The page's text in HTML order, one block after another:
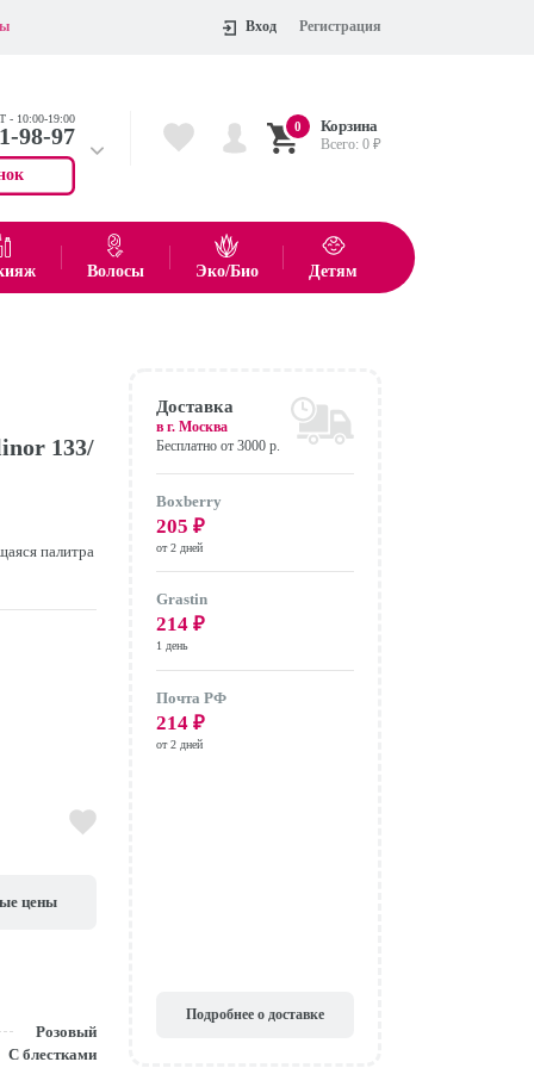
Вход Регистрация
- 10:00-19:00
98-97
55-75
0 Корзина
Всего:0 ₽
показать все товары
Волосы Эко/Био Детям
133/
палитра
цены
Розовый
С блестками
Доставка
в г.Москва
Бесплатно от 3000 р.
Boxberry
205 ₽
от 2 дней
Grastin
214 ₽
1 день
Почта РФ
214 ₽
от 2 дней
Подробнее о доставке